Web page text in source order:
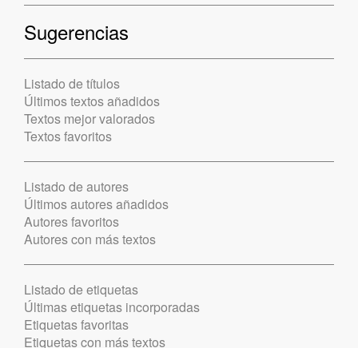
Sugerencias
Listado de títulos
Últimos textos añadidos
Textos mejor valorados
Textos favoritos
Listado de autores
Últimos autores añadidos
Autores favoritos
Autores con más textos
Listado de etiquetas
Últimas etiquetas incorporadas
Etiquetas favoritas
Etiquetas con más textos